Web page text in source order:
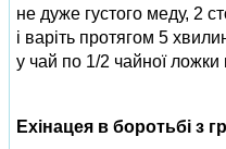
не дуже густого меду, 2
і варіть протягом 5
у чай по 1/2 чайної ложки
Ехінацея в боротьбі з